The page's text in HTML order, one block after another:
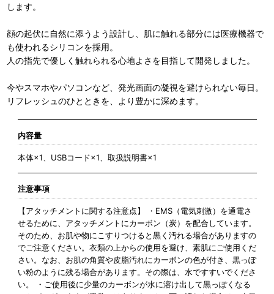
します。
顔の起伏に自然に添うよう設計し、肌に触れる部分には医療機器で
も使われるシリコンを採用。
人の指先で優しく触れられる心地よさを目指して開発しました。
今やスマホやパソコンなど、発光画面の凝視を避けられない毎日。
リフレッシュのひとときを、より豊かに深めます。
内容量
本体×1、USBコード×1、取扱説明書×1
注意事項
【アタッチメントに関する注意点】 ・EMS（電気刺激）を通電さ
せるために、アタッチメントにカーボン（炭）を配合しています。
そのため、お肌や物にこすりつけると黒く汚れる場合がありますの
でご注意ください。衣類の上からの使用を避け、素肌にご使用くだ
さい。なお、お肌の角質や皮脂汚れにカーボンの色が付き、黒っぽ
い粉のように残る場合があります。その際は、水ですすいでくださ
い。 ・ご使用後に少量のカーボンが水に溶け出して黒っぽくなる